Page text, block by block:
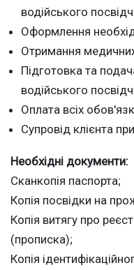
водійського
Оформлення
Отримання
Підготовка та
водійського
Оплата всіх
Супровід клієнта
Необхідні документи:
Сканкопія паспорта;
Копія посвідки на
Копія витягу про
(прописка);
Копія